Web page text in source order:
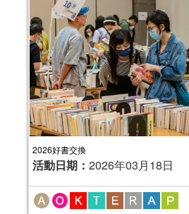
2026好書交換
活動日期： 2026年03月18日